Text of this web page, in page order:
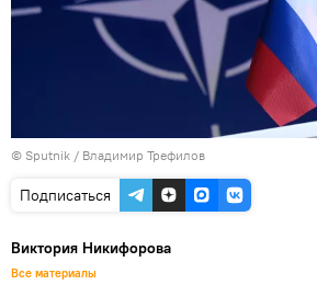
© Sputnik / Владимир Трефилов
Подписаться
Виктория Никифорова
Все материалы